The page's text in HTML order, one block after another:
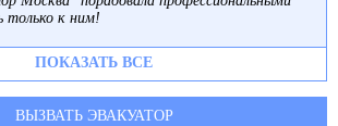
только к ним!
ПОКАЗАТЬ ВСЕ
ВЫЗВАТЬ ЭВАКУАТОР